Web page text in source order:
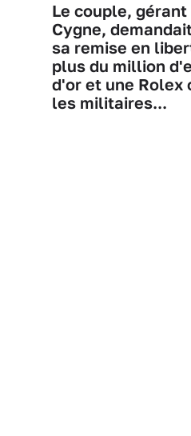
Le couple,
Cygne,
sa remise en
plus du million
d'or et une Rolex
les militaires...